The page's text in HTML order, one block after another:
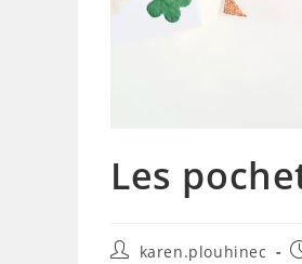
Les
Auteur/autrice
karen.plouhinec